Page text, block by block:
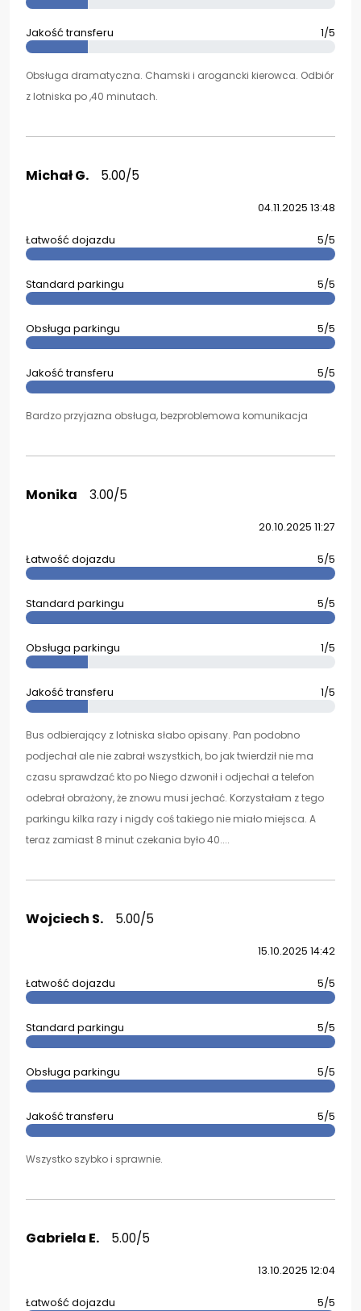
Jakość transferu 1/5
Obsługa dramatyczna. Chamski i arogancki kierowca. Odbiór
z lotniska po ,40 minutach.
Michał G. 5.00/5
04.11.2025 13:48
Łatwość dojazdu 5/5
Standard parkingu 5/5
Obsługa parkingu 5/5
Jakość transferu 5/5
Bardzo przyjazna obsługa, bezproblemowa komunikacja
Monika 3.00/5
20.10.2025 11:27
Łatwość dojazdu 5/5
Standard parkingu 5/5
Obsługa parkingu 1/5
Jakość transferu 1/5
Bus odbierający z lotniska słabo opisany. Pan podobno
podjechał ale nie zabrał wszystkich, bo jak twierdził nie ma
czasu sprawdzać kto po Niego dzwonił i odjechał a telefon
odebrał obrażony, że znowu musi jechać. Korzystałam z tego
parkingu kilka razy i nigdy coś takiego nie miało miejsca. A
teraz zamiast 8 minut czekania było 40....
Wojciech S. 5.00/5
15.10.2025 14:42
Łatwość dojazdu 5/5
Standard parkingu 5/5
Obsługa parkingu 5/5
Jakość transferu 5/5
Wszystko szybko i sprawnie.
Gabriela E. 5.00/5
13.10.2025 12:04
Łatwość dojazdu 5/5